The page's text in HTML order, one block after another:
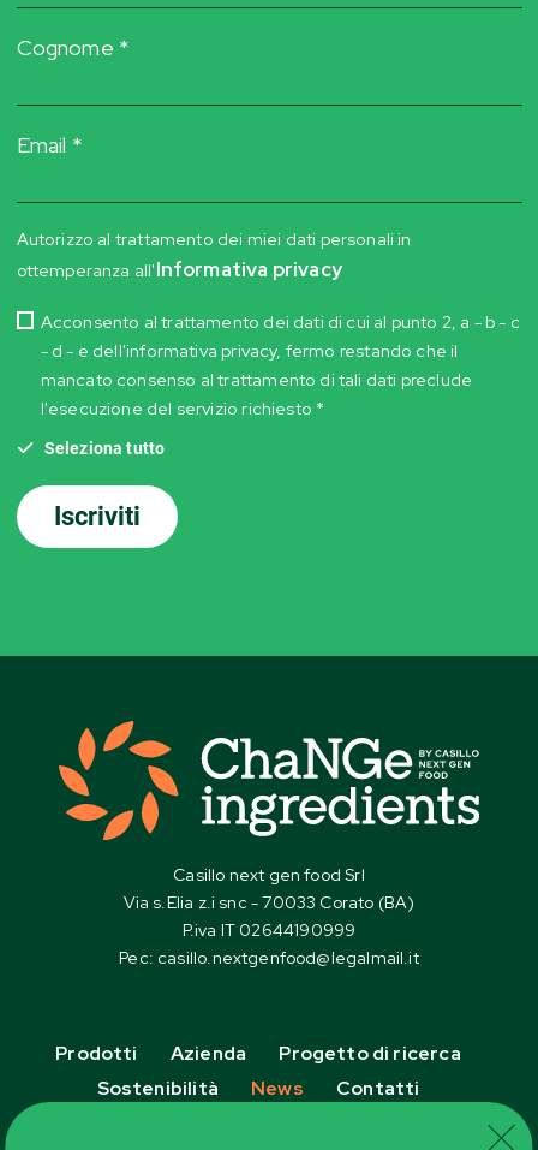
Cognome *
Email *
Autorizzo al trattamento dei miei dati personali in
ottemperanza all'Informativa privacy
Acconsento al trattamento dei dati di cui al punto 2, a - b - c
- d - e dell'informativa privacy, fermo restando che il
mancato consenso al trattamento di tali dati preclude
l'esecuzione del servizio richiesto *
Seleziona tutto
Iscriviti
Casillo next gen food Srl
Via s.Elia z.i snc - 70033 Corato (BA)
P.iva IT 02644190999
Pec: casillo.nextgenfood@IegaImaiI.it
Prodotti Azienda
Progetto di ricerca
Sostenibilità
News Contatti